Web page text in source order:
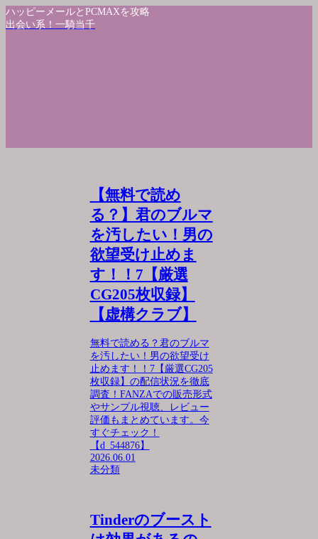
ハッピーメールとPCMAXを攻略
出会い系！一騎当千
【無料で読め
る？】君のブルマ
を汚したい！男の
欲望受け止めま
す！！7【厳選
CG205枚収録】
【虚構クラブ】
無料で読める？君のブルマ
を汚したい！男の欲望受け
止めます！！7【厳選CG205
枚収録】の配信状況を徹底
調査！FANZAでの販売形式
やサンプル視聴、レビュー
評価もまとめています。今
すぐチェック！
【d_544876】
2026.06.01
未分類
Tinderのブースト